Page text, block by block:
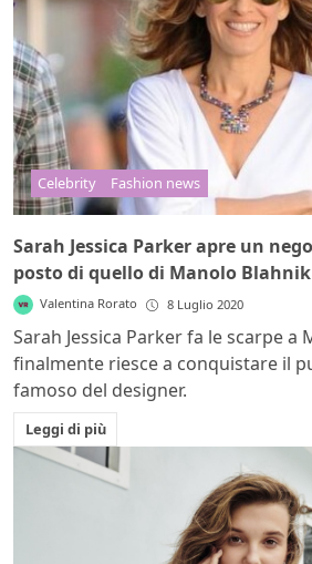
Celebrity Fashion news
Sarah Jessica Parker apre un
posto di quello di Manolo
Valentina Rorato 8 Luglio 2020
Sarah Jessica Parker fa le scarpe a
finalmente riesce a conquistare il
famoso del designer.
Leggi di più